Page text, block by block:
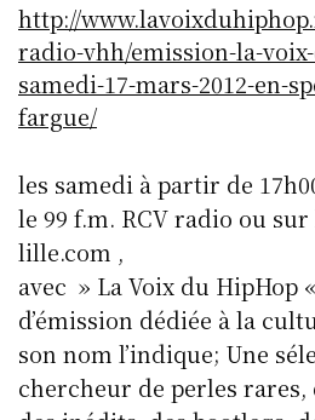
http://
radio-vhh/emission-la-
samedi-17-mars-2012-en-
fargue/
les samedi à partir de
le 99 f.m. RCV radio ou
lille.com ,
avec » La Voix du HipHop
d’émission dédiée à la
son nom l’indique; Une
chercheur de perles rares,